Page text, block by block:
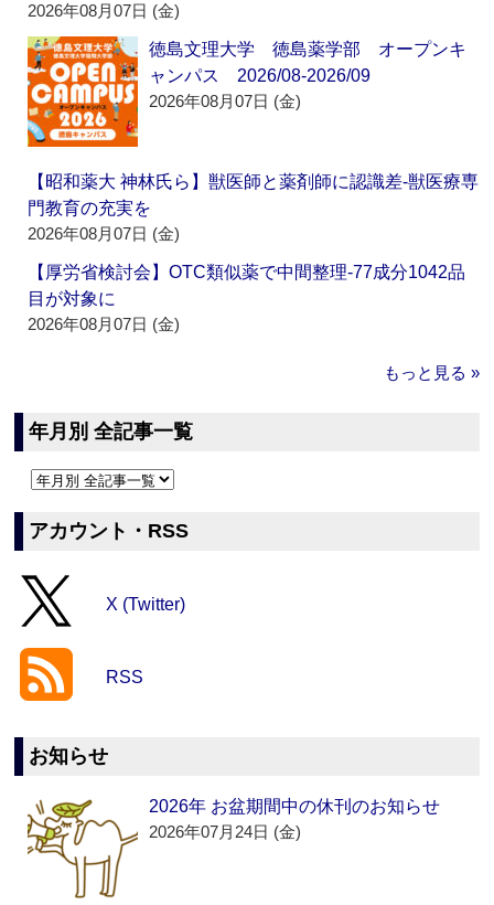
2026年08月07日 (金)
徳島文理大学 徳島薬学部 オープンキ
ャンパス 2026/08-2026/09
2026年08月07日 (金)
【昭和薬大 神林氏ら】獣医師と薬剤師に認識差‐獣医療専
門教育の充実を
2026年08月07日 (金)
【厚労省検討会】OTC類似薬で中間整理‐77成分1042品
目が対象に
2026年08月07日 (金)
もっと見る »
年月別 全記事一覧
アカウント・RSS
X (Twitter)
RSS
お知らせ
2026年 お盆期間中の休刊のお知らせ
2026年07月24日 (金)